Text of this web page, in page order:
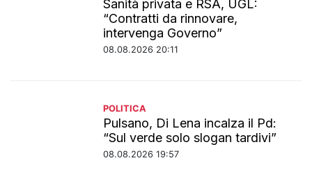
Sanità privata e RSA, UGL:
“Contratti da rinnovare,
intervenga Governo”
08.08.2026 20:11
POLITICA
Pulsano, Di Lena incalza il Pd:
“Sul verde solo slogan tardivi”
08.08.2026 19:57